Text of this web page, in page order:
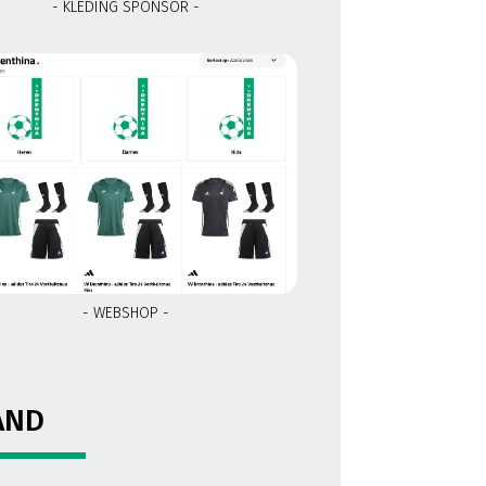
- KLEDING SPONSOR -
- WEBSHOP -